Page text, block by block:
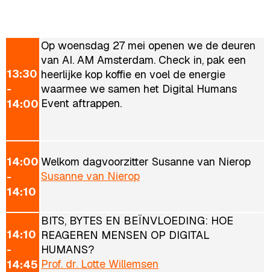
13:30
-
14:00
Op woensdag 27 mei openen we de deuren
van AI. AM Amsterdam. Check in, pak een
heerlijke kop koffie en voel de energie
waarmee we samen het Digital Humans
Event aftrappen.
14:00
-
14:10
Welkom dagvoorzitter Susanne van Nierop
Susanne van Nierop
14:10
-
14:45
BITS, BYTES EN BEÏNVLOEDING: HOE
REAGEREN MENSEN OP DIGITAL
HUMANS?
Prof. dr. Lotte Willemsen